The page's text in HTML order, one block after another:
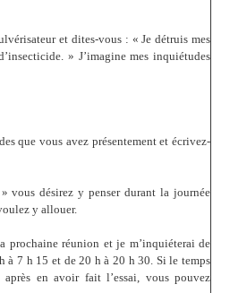
et dites-vous : « Je détruis mes
» J’imagine mes inquiétudes
que vous avez présentement et écrivez-
vous désirez y penser durant la journée
y allouer.
prochaine réunion et je m’inquiéterai de
à 7 h 15 et de 20 h à 20 h 30. Si le temps
en avoir fait l’essai, vous pouvez